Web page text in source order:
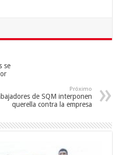
se
Próximo
de SQM interponen
querella contra la empresa